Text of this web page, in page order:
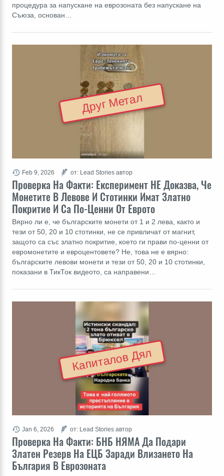
процедура за напускане на еврозоната без напускане на
Съюза, основан…
Проверка На Факти: Експеримент НЕ Доказва, Че
Монетите В Левове И Стотинки Имат Златно
Покритие И Са По-Ценни От Еврото
Вярно ли е, че българските монети от 1 и 2 лева, както и
тези от 50, 20 и 10 стотинки, не се привличат от магнит,
защото са със златно покритие, което ги прави по-ценни от
евромонетите и евроцентовете? Не, това не е вярно:
българските левови монети и тези от 50, 20 и 10 стотинки,
показани в ТикТок видеото, са направени…
Feb 9, 2026 от: Lead Stories автор
Друг Метал
Проверка На Факти: БНБ НЯМА Да Подари
Златен Резерв На ЕЦБ Заради Влизането На
България В Еврозоната
Jan 6, 2026 от: Lead Stories автор
Капиталов Дял